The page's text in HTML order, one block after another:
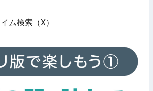
ム検索（X）